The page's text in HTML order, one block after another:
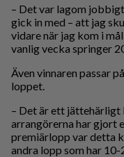
– Det var lagom
gick in med – att jag
vidare när jag kom i
vanlig vecka springer
Även vinnaren passar
loppet.
– Det är ett jättehärligt
arrangörerna har gjort
premiärlopp var detta
andra lopp som har 10-